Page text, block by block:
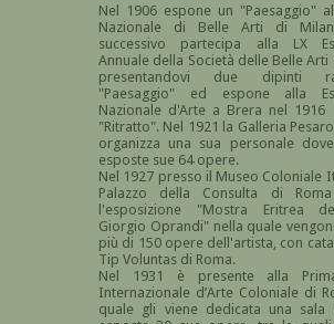
Nel 1906 espone un "Paesaggio"
Nazionale di Belle Arti di
successivo partecipa alla LX
Annuale della Società delle Belle Arti
presentandovi due dipinti
"Paesaggio" ed espone alla
Nazionale d'Arte a Brera nel
"Ritratto". Nel 1921 la Galleria
organizza una sua personale
esposte sue 64 opere.
Nel 1927 presso il Museo Coloniale
Palazzo della Consulta di
l'esposizione "Mostra Eritrea
Giorgio Oprandi" nella quale
più di 150 opere dell'artista, con
Tip Voluntas di Roma.
Nel 1931 è presente alla
Internazionale d’Arte Coloniale di
quale gli viene dedicata una sala